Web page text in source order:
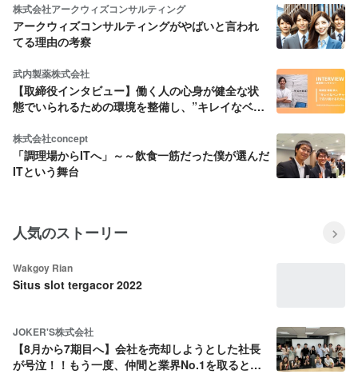
株式会社アークウィズコンサルティング
アークウィズコンサルティングがやばいと言われ
てる理由の考察
武内製薬株式会社
【取締役インタビュー】働く人の心身が健全な状
態でいられるための環境を整備し、”キレイなベン
株式会社concept
「調理場からITへ」～～飲食一筋だった僕が選んだ
ITという舞台
人気のストーリー
Wakgoy Rian
Situs slot tergacor 2022
JOKER'S株式会社
【8月から7期目へ】会社を売却しようとした社長
が号泣！！もう一度、仲間と業界No.1を取ると決